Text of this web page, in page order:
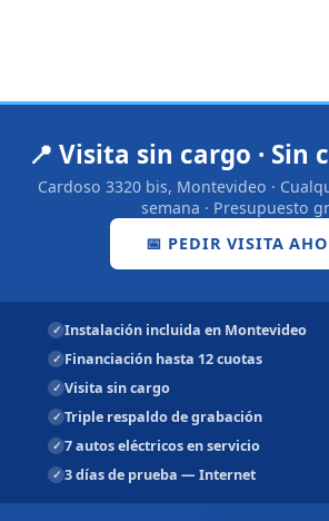
📍 Visita sin cargo · Sin
Cardoso 3320 bis, Montevideo ·
semana · Presupuesto
📅 PEDIR VISITA
Instalación incluida en Montevideo
Financiación hasta 12 cuotas
Visita sin cargo
Triple respaldo de grabación
7 autos eléctricos en servicio
3 días de prueba — Internet